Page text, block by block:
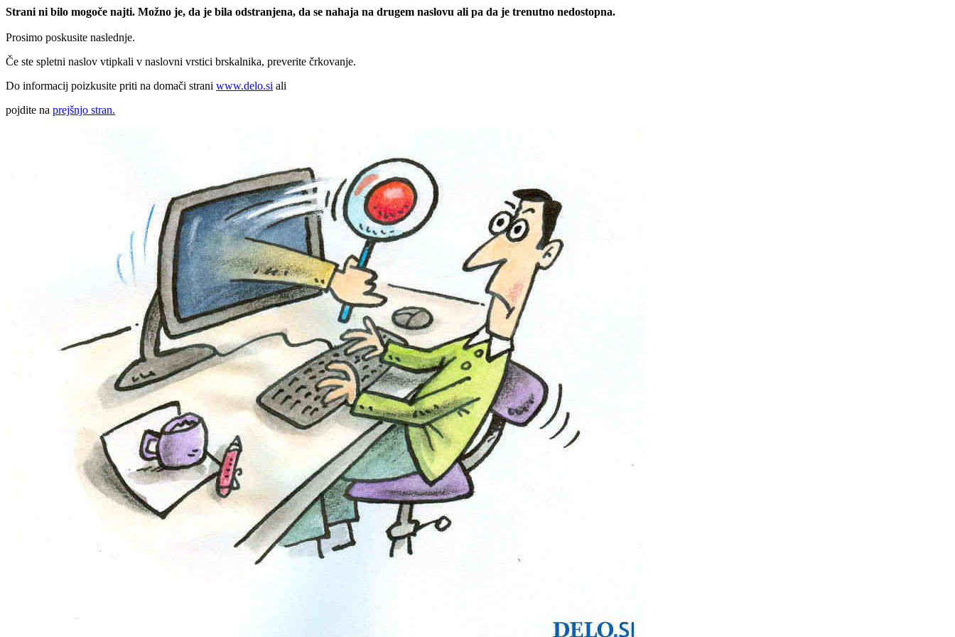
Strani ni bilo mogoče najti. Možno je, da je bila odstranjena, da se nahaja na drugem naslovu ali pa da je trenutno nedostopna.
Prosimo poskusite naslednje.
Če ste spletni naslov vtipkali v naslovni vrstici brskalnika, preverite črkovanje.
Do informacij poizkusite priti na domači strani www.delo.si ali
pojdite na prejšnjo stran.